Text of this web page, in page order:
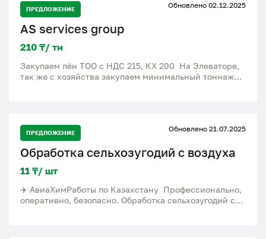
проверить зерно — обращайтесь, буду рад
сотрудничеству! Г.Костанай
ПРЕДЛОЖЕНИЕ Обновлено 02.12.2025
AS services group
210 ₸/ тн
Закупаем лён ТОО с НДС 215, КХ 200 На Элеваторе,
так же с хозяйства закупаем минимальный тоннаж
ПРЕДЛОЖЕНИЕ Обновлено 21.07.2025
Обработка сельхозугодий с воздуха
11 ₸/ шт
✈️ АвиаХимРаботы по Казахстану Профессионально,
оперативно, безопасно. Обработка сельхозугодий с